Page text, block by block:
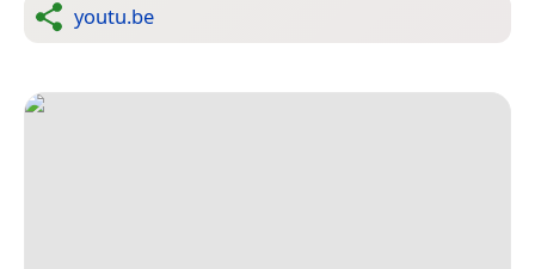
youtu.be